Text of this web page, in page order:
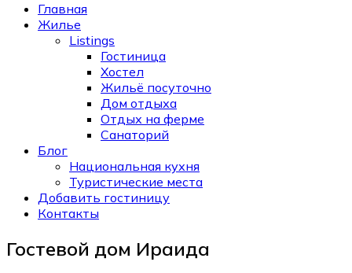
Главная
Жилье
Listings
Гостиница
Хостел
Жильё посуточно
Дом отдыха
Отдых на ферме
Санаторий
Блог
Национальная кухня
Туристические места
Добавить гостиницу
Контакты
Гостевой дом Ираида